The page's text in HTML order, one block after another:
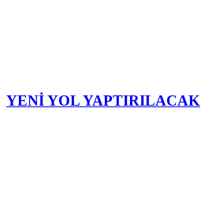
YENİ YOL YAPTIRILACAK